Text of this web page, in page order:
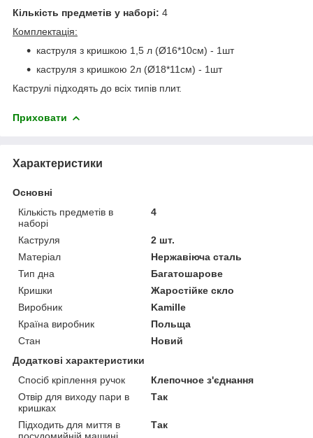
Кількість предметів у наборі: 4
Комплектація:
каструля з кришкою 1,5 л (Ø16*10см) - 1шт
каструля з кришкою 2л (Ø18*11см) - 1шт
Каструлі підходять до всіх типів плит.
Приховати
Характеристики
Основні
Кількість предметів в
наборі
4
Каструля
2 шт.
Матеріал
Нержавіюча сталь
Тип дна
Багатошарове
Кришки
Жаростійке скло
Виробник
Kamille
Країна виробник
Польща
Стан
Новий
Додаткові характеристики
Спосіб кріплення ручок
Клепочное з'єднання
Отвір для виходу пари в
кришках
Так
Підходить для миття в
посудомийній машині
Так